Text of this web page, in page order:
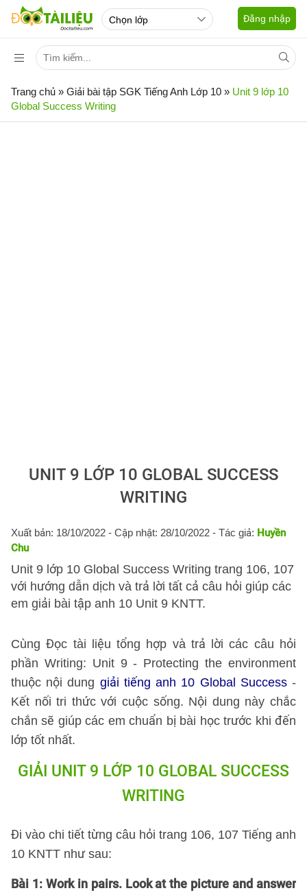
Đăng nhập
Trang chủ » Giải bài tập SGK Tiếng Anh Lớp 10 » Unit 9 lớp 10
Global Success Writing
UNIT 9 LỚP 10 GLOBAL SUCCESS
WRITING
Xuất bản: 18/10/2022 - Cập nhật: 28/10/2022 - Tác giả: Huyền
Chu
Unit 9 lớp 10 Global Success Writing trang 106, 107
với hướng dẫn dịch và trả lời tất cả câu hỏi giúp các
em giải bài tập anh 10 Unit 9 KNTT.
Cùng Đọc tài liệu tổng hợp và trả lời các câu hỏi
phần Writing: Unit 9 - Protecting the environment
thuộc nội dung giải tiếng anh 10 Global Success-
Kết nối tri thức với cuộc sống. Nội dung này chắc
chắn sẽ giúp các em chuẩn bị bài học trước khi đến
lớp tốt nhất.
GIẢI UNIT 9 LỚP 10 GLOBAL SUCCESS
WRITING
Đi vào chi tiết từng câu hỏi trang 106, 107 Tiếng anh
10 KNTT như sau:
Bài 1: Work in pairs. Look at the picture and answer